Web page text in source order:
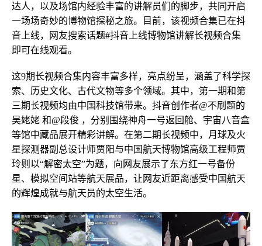
达人，以及场馆内经验丰富的讲解员们的脚步，共同开启
一场场奇妙的博物馆探秘之旅。目前，该视频合集已在抖
音上线，网友搜索话题#抖音上线博物馆讲解长视频合集
即可在线观看。
这9期长视频合集内容丰富多样，亮点纷呈，涵盖了科学探
索、历史文化、古代文物等多个领域。其中，第一期和第
三期长视频均由中国科技馆带来。抖音创作者@不刷题的
吴姥姥 和@段俊 ，分别围绕神舟一号返回舱、宇宙八音盒
等馆中藏品展开精彩讲解。在第二期长视频中，月球及火
星探测器副总设计师贾阳与中国航天博物馆高级工程师贾
玲则以“解密太空”为题，向网友展示了东方红一号备份
星、模拟空间站等航天展品，让网友近距离感受中国航天
的辉煌成就与航天员的太空生活。